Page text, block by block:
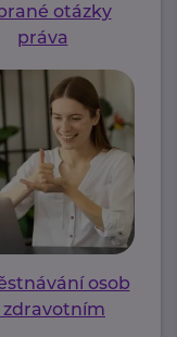
otázky
práva
osob
zdravotním